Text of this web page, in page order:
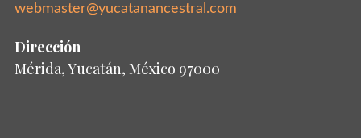
webmaster@yucatanancestral.com
Dirección
Mérida, Yucatán, México 97000